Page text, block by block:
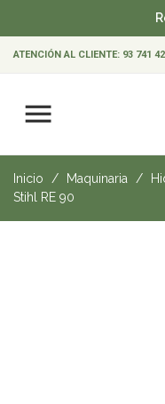
ATENCIÓN AL CLIENTE: 93 741
Inicio Maquinaria
Stihl RE 90